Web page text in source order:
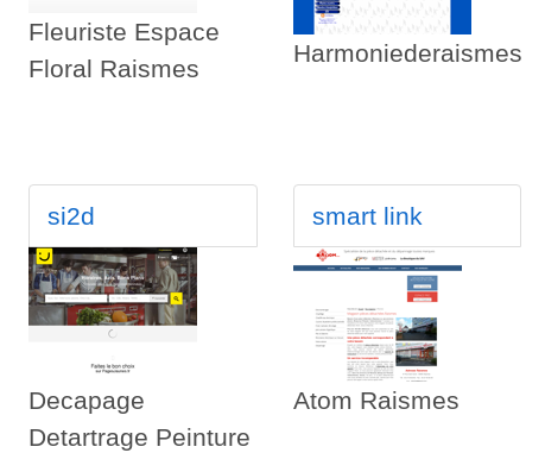
Fleuriste Espace
Floral Raismes
Harmoniederaismes
si2d
Decapage
Detartrage Peinture
smart link
Atom Raismes